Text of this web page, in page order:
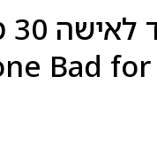
Bad